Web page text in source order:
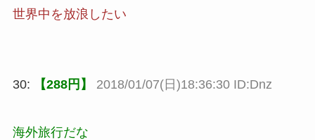
世界中を放浪したい
30: 【288円】 2018/01/07(日)18:36:30 ID:Dnz
海外旅行だな